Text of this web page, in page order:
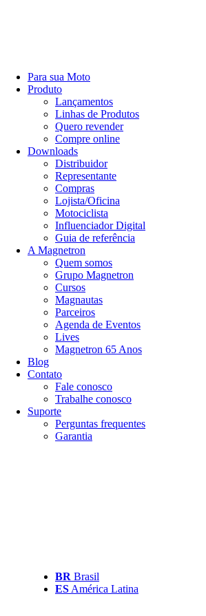
Para sua Moto
Produto
Lançamentos
Linhas de Produtos
Quero revender
Compre online
Downloads
Distribuidor
Representante
Compras
Lojista/Oficina
Motociclista
Influenciador Digital
Guia de referência
A Magnetron
Quem somos
Grupo Magnetron
Cursos
Magnautas
Parceiros
Agenda de Eventos
Lives
Magnetron 65 Anos
Blog
Contato
Fale conosco
Trabalhe conosco
Suporte
Perguntas frequentes
Garantia
BR Brasil
ES América Latina